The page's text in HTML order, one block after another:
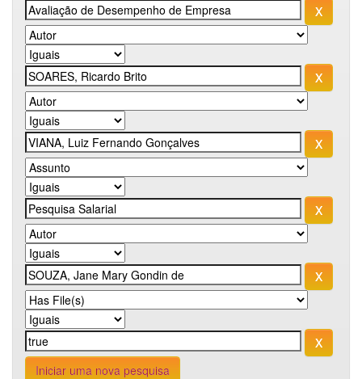
Iniciar uma nova pesquisa